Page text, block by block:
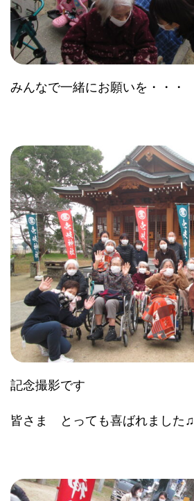
みんなで一緒にお願いを・・・
記念撮影です
皆さま とっても喜ばれました♫